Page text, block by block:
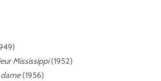
Mississippi(1952)
(1956)